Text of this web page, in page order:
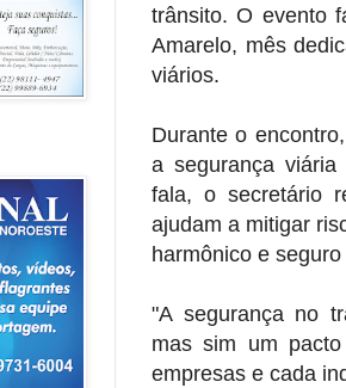
trânsito. O evento
Amarelo, mês
viários.
Durante o
a segurança
fala, o secretário
ajudam a mitigar
harmônico e
"A segurança no
mas sim um
empresas e cada